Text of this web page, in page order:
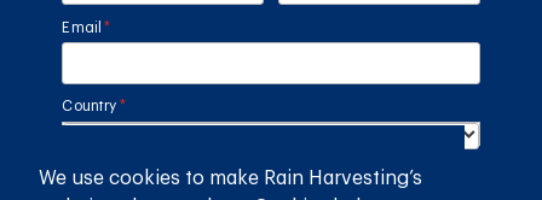
Email *
(required)
Country *(required)
SUBMIT
We use cookies to make Rain Harvesting’s